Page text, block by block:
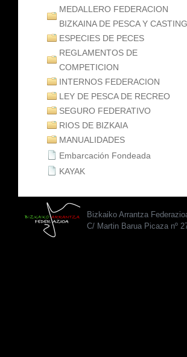
MEDALLERO FEDERACION
BIZKAINA DE PESCA Y CASTING
ESPECIES DE PECES
REGLAMENTOS DE
COMPETICION
INTERNOS FEDERACION
LEY DE PESCA DE RECREO
SEGURO FEDERATIVO
RIOS DE BIZKAIA
MANUALIDADES
Embarcación Fondeada
KAYAK
Bizkaiko Arrantza
C/ Martin Barua Picaza nº